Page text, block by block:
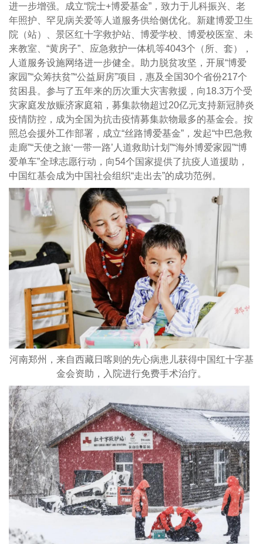
进一步增强。成立“院士+博爱基金”，致力于儿科振兴、老
年照护、罕见病关爱等人道服务供给侧优化。新建博爱卫生
院（站）、景区红十字救护站、博爱学校、博爱校医室、未
来教室、“黄房子”、应急救护一体机等4043个（所、套），
人道服务设施网络进一步健全。助力脱贫攻坚，开展“博爱
家园”“众筹扶贫”“公益厨房”项目，惠及全国30个省份217个
贫困县。参与了五年来的历次重大灾害救援，向18.3万个受
灾家庭发放赈济家庭箱，募集款物超过20亿元支持新冠肺炎
疫情防控，成为全国为抗击疫情募集款物最多的基金会。按
照总会援外工作部署，成立“丝路博爱基金”，发起“中巴急救
走廊”“天使之旅‘一带一路’人道救助计划”“海外博爱家园”“博
爱单车”全球志愿行动，向54个国家提供了抗疫人道援助，
中国红基会成为中国社会组织“走出去”的成功范例。
河南郑州，来自西藏日喀则的先心病患儿获得中国红十字基
金会资助，入院进行免费手术治疗。